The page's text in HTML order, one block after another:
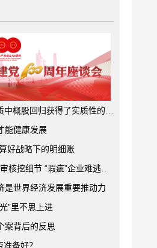
概股回归获得了实质性的进展
能健康发展
好战略下的明细账
挖细节 “瑕疵”企业难逃法眼
是世界经济发展重要推动力
”里不思上进
案背后的反思
备好？